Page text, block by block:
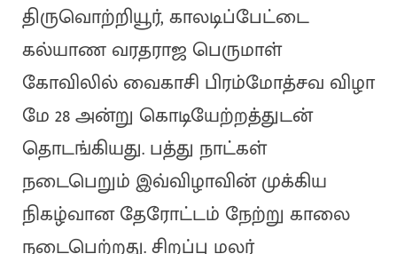
திருவொற்றியூர், காலடிப்பேட்டை
கல்யாண வரதராஜ பெருமாள்
கோவிலில் வைகாசி பிரம்மோத்சவ விழா
மே 28 அன்று கொடியேற்றத்துடன்
தொடங்கியது. பத்து நாட்கள்
நடைபெறும் இவ்விழாவின் முக்கிய
நிகழ்வான தேரோட்டம் நேற்று காலை
நடைபெற்றது. சிறப்பு மலர்